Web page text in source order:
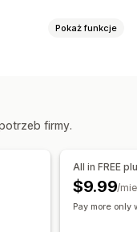
Pokaż funkcje
mobilnych
firmy.
All in FREE
$9.99/
Pay more only